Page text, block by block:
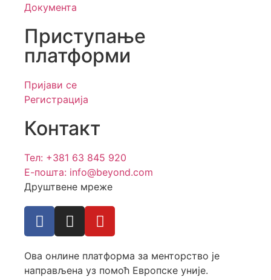
Документа
Приступање
платформи
Пријави се
Регистрација
Контакт
Тел: +381 63 845 920
Е-пошта: info@beyond.com
Друштвене мреже
Ова онлине платформа за менторство је
направљена уз помоћ Европске уније.